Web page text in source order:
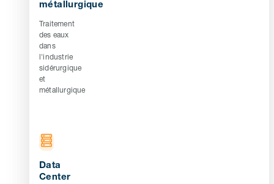
métallurgique
Traitement
des eaux
dans
l'industrie
sidérurgique
et
métallurgique
Data
Center